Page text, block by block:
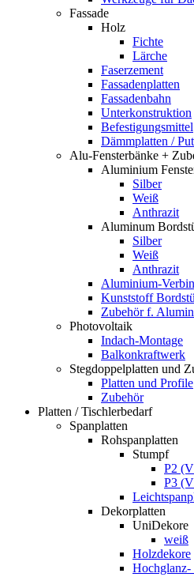
Fassade
Holz
Fichte
Lärche
Faserzement
Fassadenplatten
Fassadenbahn
Unterkonstruktion
Befestigungsmittel
Dämmplatten /
Alu-Fensterbänke +
Aluminium
Silber
Weiß
Anthrazit
Aluminum
Silber
Weiß
Anthrazit
Aluminium-
Kunststoff
Zubehör f.
Photovoltaik
Indach-Montage
Balkonkraftwerk
Stegdoppelplatten und
Platten und Profile
Zubehör
Platten / Tischlerbedarf
Spanplatten
Rohspanplatten
Stumpf
P2
P3
Dekorplatten
UniDekore
weiß
Holzdekore
Hochglanz-